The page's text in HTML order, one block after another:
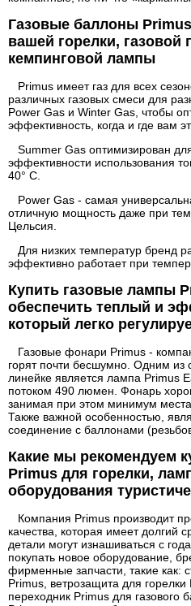
Газовые баллоны
вашей горелки, газовой
кемпинговой лампы
Primus имеет газ для всех
различных газовых смеси для
Power Gas и Winter Gas, чтобы
эффективность, когда и где вам
Summer Gas оптимизирован
эффективности использования
40° C.
Power Gas - самая
отличную мощность даже при
Цельсия.
Для низких температур бренд
эффективно работает при
Купить газовые лампы
обеспечить теплый и
который легко
Газовые фонари Primus -
горят почти бесшумно. Одним
линейке является лампа Primus
потоком 490 люмен. Фонарь
занимая при этом минимум
Также важной особенностью,
соединение с баллонами
Какие мы рекомендуем
Primus для горелки,
оборудования
Компания Primus производит
качества, которая имеет долгий
детали могут изнашиваться с
покупать новое оборудование,
фирменные запчасти, такие как:
Primus, ветрозащита для горелки
переходник Primus для газового